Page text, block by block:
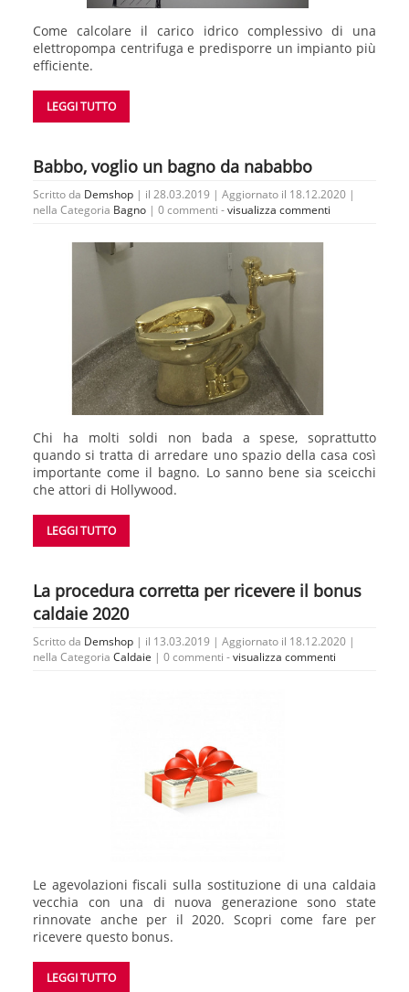
Come calcolare il carico idrico complessivo di una
elettropompa centrifuga e predisporre un impianto più
efficiente.
LEGGI TUTTO
Babbo, voglio un bagno da nababbo
Scritto da Demshop | il 28.03.2019 | Aggiornato il 18.12.2020 |
nella Categoria Bagno | 0 commenti -visualizza commenti
Chi ha molti soldi non bada a spese, soprattutto
quando si tratta di arredare uno spazio della casa così
importante come il bagno. Lo sanno bene sia sceicchi
che attori di Hollywood.
LEGGI TUTTO
La procedura corretta per ricevere il bonus
caldaie 2020
Scritto da Demshop | il 13.03.2019 | Aggiornato il 18.12.2020 |
nella Categoria Caldaie | 0 commenti -visualizza commenti
Le agevolazioni fiscali sulla sostituzione di una caldaia
vecchia con una di nuova generazione sono state
rinnovate anche per il 2020. Scopri come fare per
ricevere questo bonus.
LEGGI TUTTO